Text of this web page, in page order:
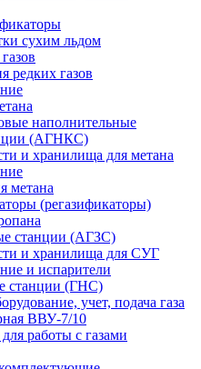
сухим льдом
редких газов
наполнительные
(АГНКС)
и хранилища для метана
метана
(регазификаторы)
станции (АГЗС)
и хранилища для СУГ
и испарители
станции (ГНС)
учет, подача газа
ВВУ-7/10
работы с газами